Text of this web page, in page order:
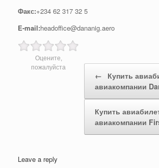
Факс:+234 62 317 32 5
E-mail:headoffice@dananig.aero
Оцените,
пожалуйста
Post navigation
←
Купить
авиакомпании
Купить
авиакомпании
Leave a reply